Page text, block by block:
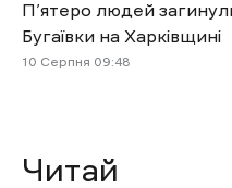
П’ятеро людей
Бугаївки на Харківщині
10 Cерпня 09:48
Читай